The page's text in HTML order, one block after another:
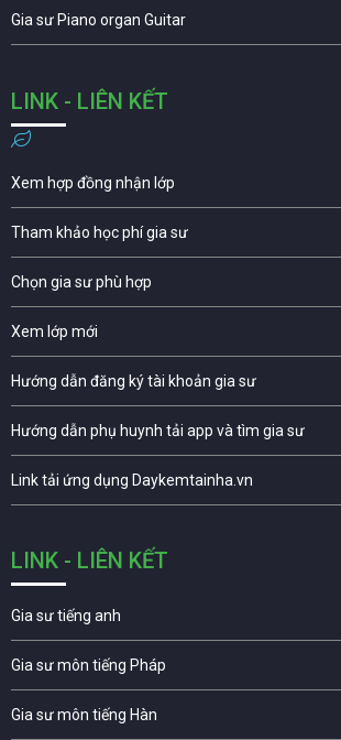
Gia sư Piano organ Guitar
LINK - LIÊN KẾT
Xem hợp đồng nhận lớp
Tham khảo học phí gia sư
Chọn gia sư phù hợp
Xem lớp mới
Hướng dẫn đăng ký tài khoản gia sư
Hướng dẫn phụ huynh tải app và tìm gia sư
Link tải ứng dụng Daykemtainha.vn
LINK - LIÊN KẾT
Gia sư tiếng anh
Gia sư môn tiếng Pháp
Gia sư môn tiếng Hàn